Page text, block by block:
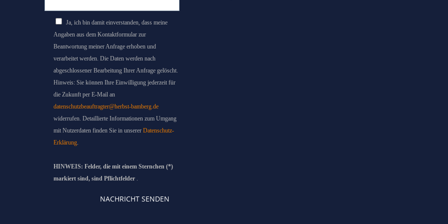
Ja, ich bin damit einverstanden, dass meine
Angaben aus dem Kontaktformular zur
Beantwortung meiner Anfrage erhoben und
verarbeitet werden. Die Daten werden nach
abgeschlossener Bearbeitung Ihrer Anfrage gelöscht.
Hinweis: Sie können Ihre Einwilligung jederzeit für
die Zukunft per E-Mail an
datenschutzbeauftragter@herbst-bamberg.de
widerrufen. Detaillierte Informationen zum Umgang
mit Nutzerdaten finden Sie in unsererDatenschutz-
Erklärung.
HINWEIS: Felder, die mit einem Sternchen (*)
markiert sind, sind Pflichtfelder .
NACHRICHT SENDEN